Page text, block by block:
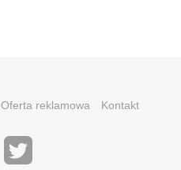
Oferta reklamowa Kontakt